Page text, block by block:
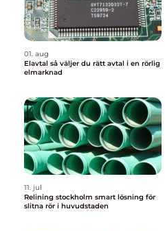
01. aug
Elavtal så väljer du rätt avtal i en rörlig
elmarknad
11. jul
Relining stockholm smart lösning för
slitna rör i huvudstaden